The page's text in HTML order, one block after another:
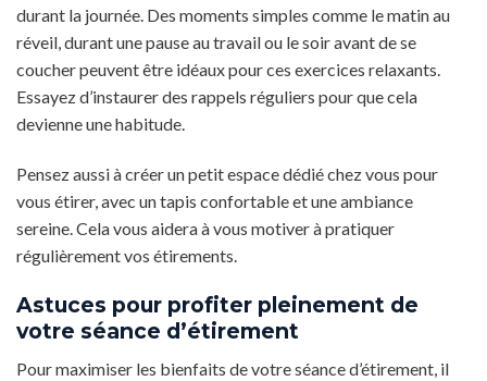
durant la journée. Des moments simples comme le matin au
réveil, durant une pause au travail ou le soir avant de se
coucher peuvent être idéaux pour ces exercices relaxants.
Essayez d’instaurer des rappels réguliers pour que cela
devienne une habitude.
Pensez aussi à créer un petit espace dédié chez vous pour
vous étirer, avec un tapis confortable et une ambiance
sereine. Cela vous aidera à vous motiver à pratiquer
régulièrement vos étirements.
Astuces pour profiter pleinement de
votre séance d’étirement
Pour maximiser les bienfaits de votre séance d’étirement, il